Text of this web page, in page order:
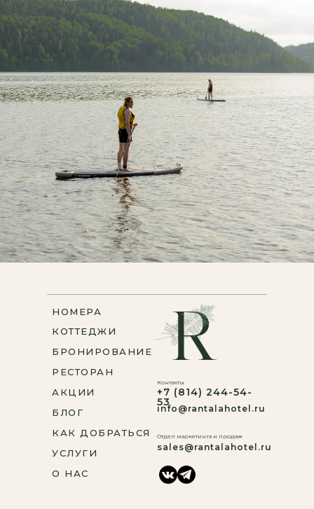
НОМЕРА
БРОНИРОВАНИЕ
РЕСТОРАН
АКЦИИ
УСЛУГИ
О НАС
+7 (814) 244-54-
53
Контакты
КАК ДОБРАТЬСЯ
info@rantalahotel.ru
БЛОГ
КОТТЕДЖИ
Отдел маркетинга и продаж
sales@rantalahotel.ru